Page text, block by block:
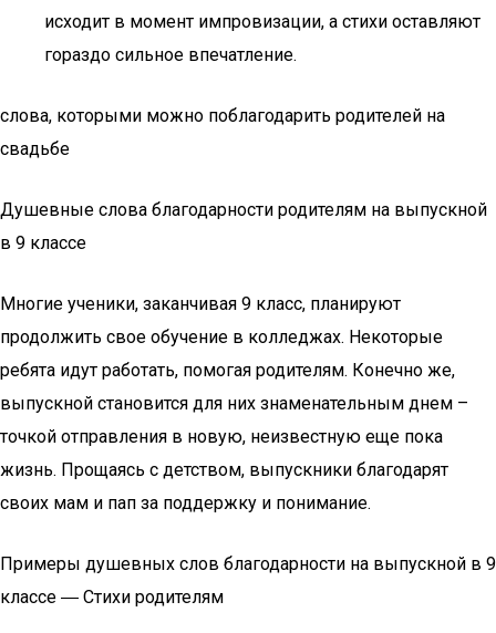
исходит в момент импровизации, а стихи оставляют
гораздо сильное впечатление.
слова, которыми можно поблагодарить родителей на
свадьбе
Душевные слова благодарности родителям на выпускной
в 9 классе
Многие ученики, заканчивая 9 класс, планируют
продолжить свое обучение в колледжах. Некоторые
ребята идут работать, помогая родителям. Конечно же,
выпускной становится для них знаменательным днем –
точкой отправления в новую, неизвестную еще пока
жизнь. Прощаясь с детством, выпускники благодарят
своих мам и пап за поддержку и понимание.
Примеры душевных слов благодарности на выпускной в 9
классе ― Стихи родителям